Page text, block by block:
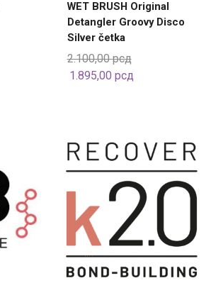
WET BRUSH Original
Detangler Groovy Disco
Silver četka
2.100,00рсд
1.895,00 рсд